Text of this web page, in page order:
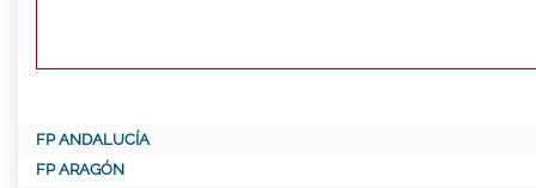
FP ANDALUCÍA
FP ARAGÓN